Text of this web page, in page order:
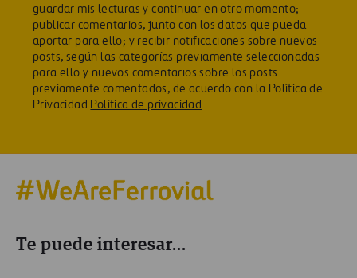
guardar mis lecturas y continuar en otro momento;
publicar comentarios, junto con los datos que pueda
aportar para ello; y recibir notificaciones sobre nuevos
posts, según las categorías previamente seleccionadas
para ello y nuevos comentarios sobre los posts
previamente comentados, de acuerdo con la Política de
Privacidad Política de privacidad.
Te puede interesar...